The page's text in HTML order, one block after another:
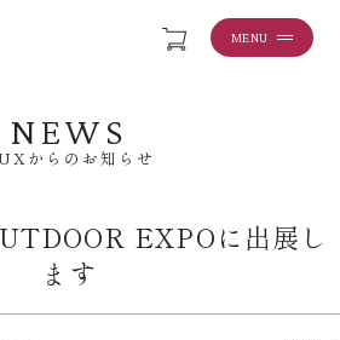
MENU
NEWS
からのお知らせ
EXPOに出展し
ます